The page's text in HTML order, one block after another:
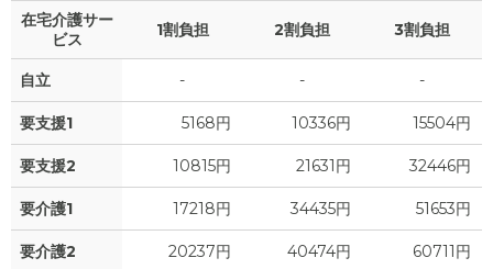
在宅介護サー
ビス
1割負担 2割負担 3割負担
自立 - - -
要支援1 5168円 10336円 15504円
要支援2 10815円 21631円 32446円
要介護1 17218円 34435円 51653円
要介護2 20237円 40474円 60711円